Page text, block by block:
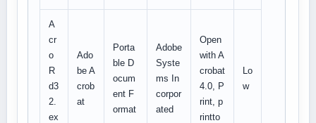
A
cr
o
R
d3
2.
ex
Ado
be A
crob
at
Porta
ble D
ocum
ent F
ormat
Adobe
Syste
ms In
corpor
ated
Open
with A
crobat
4.0, P
rint, p
rintto
Lo
w